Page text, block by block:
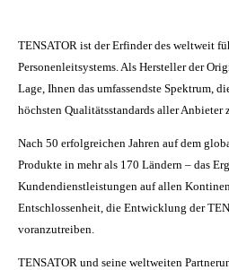
TENSATOR ist der Erfinder des weltweit
Personenleitsystems. Als Hersteller der
Lage, Ihnen das umfassendste Spektrum,
höchsten Qualitätsstandards aller Anbieter
Nach 50 erfolgreichen Jahren auf dem
Produkte in mehr als 170 Ländern – das
Kundendienstleistungen auf allen
Entschlossenheit, die Entwicklung der
voranzutreiben.
TENSATOR und seine weltweiten